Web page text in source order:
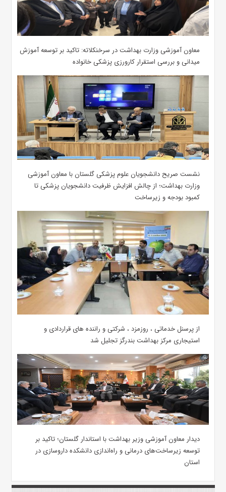
معاون آموزشی وزارت بهداشت در سرخنکلاته: تاکید بر توسعه آموزش
میدانی و بررسی استقرار کارورزی پزشکی ‌خانواده
نشست صریح دانشجویان علوم پزشکی گلستان با معاون آموزشی
وزارت بهداشت؛ از چالش افزایش ظرفیت دانشجویان ‌پزشکی تا
کمبود بودجه و زیرساخت
از پرسنل خدماتی ، روزمزد ، شرکتی و راننده های قراردادی و
استیجاری مرکز بهداشت بندرگز تجلیل شد
دیدار معاون آموزشی وزیر بهداشت با استاندار گلستان؛ تاکید بر
توسعه زیرساخت‌های درمانی و راه‌اندازی دانشکده داروسازی در
استان